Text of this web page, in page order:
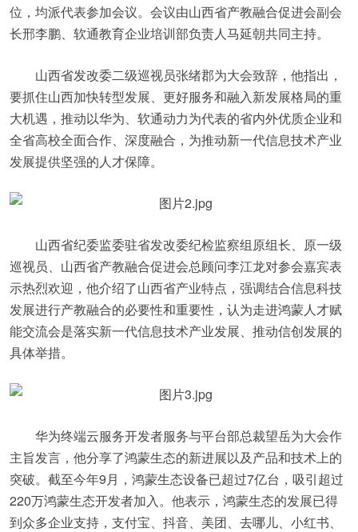
位，均派代表参加会议。会议由山西省产教融合促进会副会
长邢李鹏、软通教育企业培训部负责人马延朝共同主持。
山西省发改委二级巡视员张绪郡为大会致辞，他指出，
要抓住山西加快转型发展、更好服务和融入新发展格局的重
大机遇，推动以华为、软通动力为代表的省内外优质企业和
全省高校全面合作、深度融合，为推动新一代信息技术产业
发展提供坚强的人才保障。
山西省纪委监委驻省发改委纪检监察组原组长、原一级
巡视员、山西省产教融合促进会总顾问李江龙对参会嘉宾表
示热烈欢迎，他介绍了山西省产业特点，强调结合信息科技
发展进行产教融合的必要性和重要性，认为走进鸿蒙人才赋
能交流会是落实新一代信息技术产业发展、推动信创发展的
具体举措。
华为终端云服务开发者服务与平台部总裁望岳为大会作
主旨发言，他分享了鸿蒙生态的新进展以及产品和技术上的
突破。截至今年9月，鸿蒙生态设备已超过7亿台，吸引超过
220万鸿蒙生态开发者加入。他表示，鸿蒙生态的发展已得
到众多企业支持，支付宝、抖音、美团、去哪儿、小红书、